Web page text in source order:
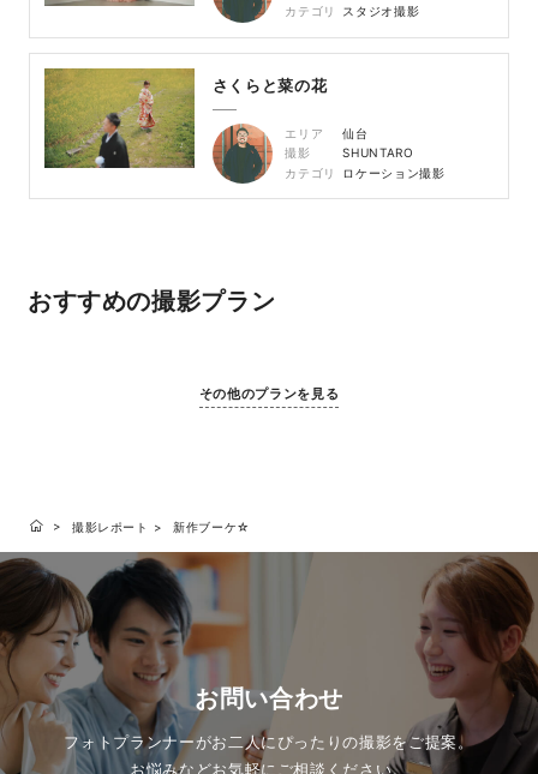
カテゴリ
スタジオ撮影
さくらと菜の花
エリア
仙台
撮影
SHUNTARO
カテゴリ
ロケーション撮影
おすすめの撮影プラン
その他のプランを見る
撮影レポート 新作ブーケ☆
お問い合わせ
フォトプランナーがお二人にぴったりの撮影をご提案。
お悩みなどお気軽にご相談ください。